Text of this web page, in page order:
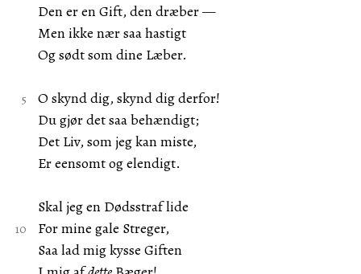
Den er en Gift, den dræber —
Men ikke nær saa hastigt
Og sødt som dine Læber.
O skynd dig, skynd dig derfor!
Du gjør det saa behændigt;
Det Liv, som jeg kan miste,
Er eensomt og elendigt.
Skal jeg en Dødsstraf lide
For mine gale Streger,
Saa lad mig kysse Giften